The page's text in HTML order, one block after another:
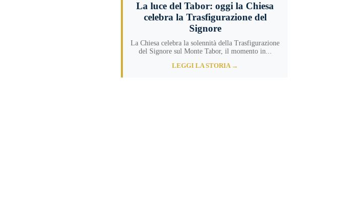
La luce del Tabor: oggi la Chiesa
celebra la Trasfigurazione del
Signore
La Chiesa celebra la solennità della Trasfigurazione
del Signore sul Monte Tabor, il momento in...
LEGGI LA STORIA →